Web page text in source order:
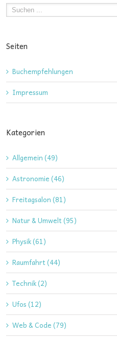
Seiten
Buchempfehlungen
Impressum
Kategorien
Allgemein (49)
Astronomie (46)
Freitagsalon (81)
Natur & Umwelt (95)
Physik (61)
Raumfahrt (44)
Technik (2)
Ufos (12)
Web & Code (79)